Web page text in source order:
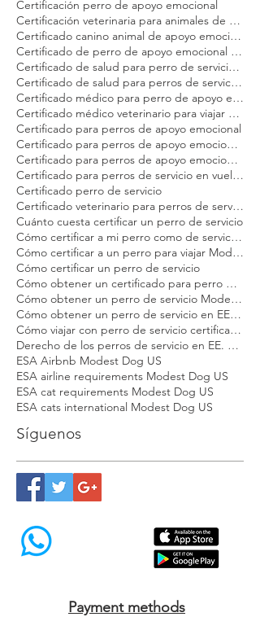
Certificación legal para perro de servicio
Certificación oficial de perro de servicio
Certificación para perro de apoyo emocional Modest Dog
Certificación para perros de servicio
Certificación perro de apoyo emocional
Certificación veterinaria para animales de servicio Modest Dog
Certificado canino animal de apoyo emocional
Certificado de perro de apoyo emocional para avión
Certificado de salud para perro de servicio Modest Dog
Certificado de salud para perros de servicio en EE. UU. Modest Dog
Certificado médico para perro de apoyo emocional Modest Dog
Certificado médico veterinario para viajar Modest Dog
Certificado para perros de apoyo emocional
Certificado para perros de apoyo emocional en Estados Unidos Modest Dog
Certificado para perros de apoyo emocional en vuelo Modest Dog
Certificado para perros de servicio en vuelo Modest Dog
Certificado perro de servicio
Cuánto cuesta certificar un perro de servicio
Cómo certificar a mi perro como de servicio Modest Dog
Cómo certificar a un perro para viajar Modest Dog
Cómo certificar un perro de servicio
Cómo obtener un certificado para perro de apoyo emocional
ESA Airbnb Modest Dog US
ESA airline requirements Modest Dog US
ESA cats international Modest Dog US
Síguenos